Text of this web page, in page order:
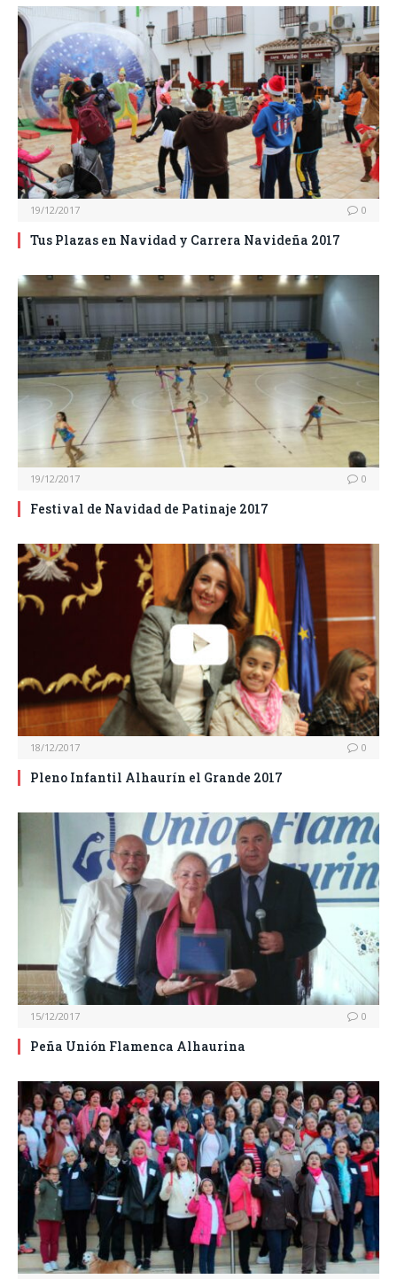
19/12/2017 0
Tus Plazas en Navidad y Carrera Navideña 2017
19/12/2017 0
Festival de Navidad de Patinaje 2017
18/12/2017 0
Pleno Infantil Alhaurín el Grande 2017
15/12/2017 0
Peña Unión Flamenca Alhaurina